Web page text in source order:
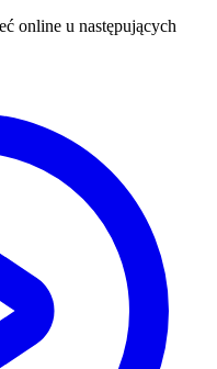
online u następujących